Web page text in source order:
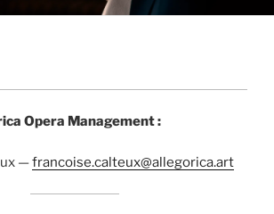
Opera Management :
—francoise.calteux@allegorica.art